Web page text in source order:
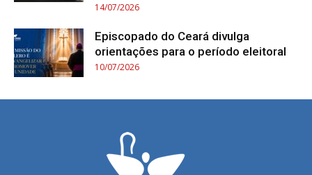
14/07/2026
Episcopado do Ceará divulga
orientações para o período eleitoral
10/07/2026